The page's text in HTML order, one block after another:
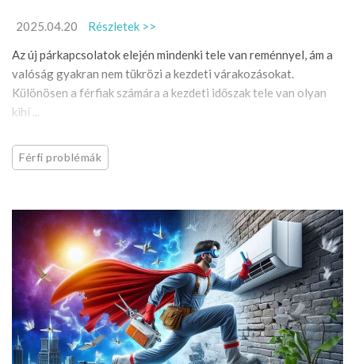
2025.04.20
Részletek >>
Az új párkapcsolatok elején mindenki tele van reménnyel, ám a
valóság gyakran nem tükrözi a kezdeti várakozásokat.
Különösen a férfiak számára a kezdeti időszak tele van olyan
kihí ...
Férfi problémák